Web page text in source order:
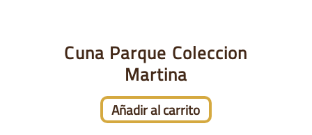
Cuna Parque Coleccion
Martina
Añadir al carrito